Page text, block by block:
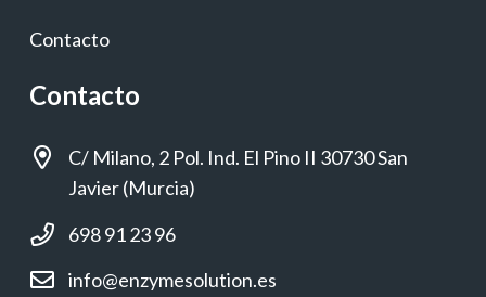
Contacto
Contacto
C/ Milano, 2 Pol. Ind. El Pino II 30730 San
Javier (Murcia)
698 91 23 96
info@enzymesolution.es